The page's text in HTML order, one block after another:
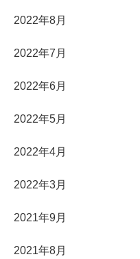
2022年8月
2022年7月
2022年6月
2022年5月
2022年4月
2022年3月
2021年9月
2021年8月